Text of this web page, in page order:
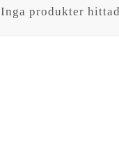
Inga produkter